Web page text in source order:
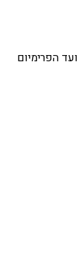
הפרימיום